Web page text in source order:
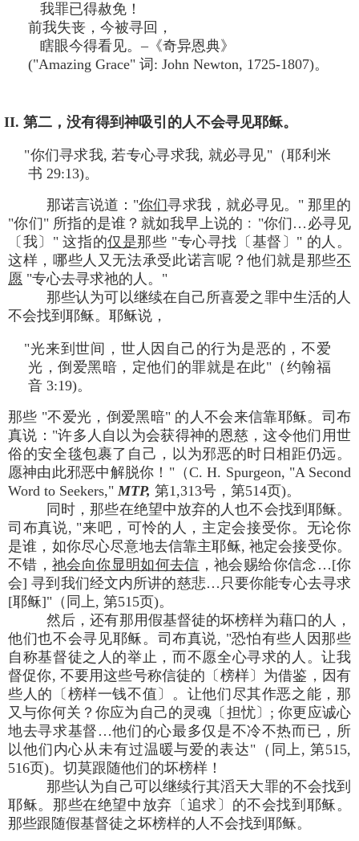
我罪已得赦免！
前我失丧，今被寻回，
瞎眼今得看见。–《奇异恩典》
("Amazing Grace" 词: John Newton, 1725-1807)。
II. 第二，没有得到神吸引的人不会寻见耶稣。
"你们寻求我, 若专心寻求我, 就必寻见"（耶利米
书 29:13)。
那诺言说道："你们寻求我，就必寻见。" 那里的
"你们" 所指的是谁？就如我早上说的﹕"你们…必寻见
〔我〕" 这指的仅是那些 "专心寻找〔基督〕" 的人。
这样，哪些人又无法承受此诺言呢？他们就是那些不
愿 "专心去寻求祂的人。"
那些认为可以继续在自己所喜爱之罪中生活的人
不会找到耶稣。耶稣说，
"光来到世间，世人因自己的行为是恶的，不爱
光，倒爱黑暗，定他们的罪就是在此"（约翰福
音 3:19)。
那些 "不爱光，倒爱黑暗" 的人不会来信靠耶稣。司布
真说："许多人自以为会获得神的恩慈，这令他们用世
俗的安全毯包裹了自己，以为邪恶的时日相距仍远。
愿神由此邪恶中解脱你！"（C. H. Spurgeon, "A Second
Word to Seekers,"MTP, 第1,313号，第514页)。
同时，那些在绝望中放弃的人也不会找到耶稣。
司布真说, "来吧，可怜的人，主定会接受你。无论你
是谁，如你尽心尽意地去信靠主耶稣, 祂定会接受你。
不错，祂会向你显明如何去信 ，祂会赐给你信念…[你
会] 寻到我们经文内所讲的慈悲…只要你能专心去寻求
[耶稣]"（同上, 第515页)。
然后，还有那用假基督徒的坏榜样为藉口的人，
他们也不会寻见耶稣。司布真说, "恐怕有些人因那些
自称基督徒之人的举止，而不愿全心寻求的人。让我
督促你, 不要用这些号称信徒的〔榜样〕为借鉴，因有
些人的〔榜样一钱不值〕。让他们尽其作恶之能，那
又与你何关？你应为自己的灵魂〔担忧〕; 你更应诚心
地去寻求基督…他们的心最多仅是不冷不热而已，所
以他们内心从未有过温暖与爱的表达"（同上, 第515,
516页)。切莫跟随他们的坏榜样！
那些认为自己可以继续行其滔天大罪的不会找到
耶稣。那些在绝望中放弃〔追求〕的不会找到耶稣。
那些跟随假基督徒之坏榜样的人不会找到耶稣。